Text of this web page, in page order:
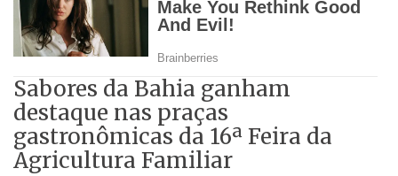
Sabores da Bahia ganham
destaque nas praças
gastronômicas da 16ª Feira da
Agricultura Familiar